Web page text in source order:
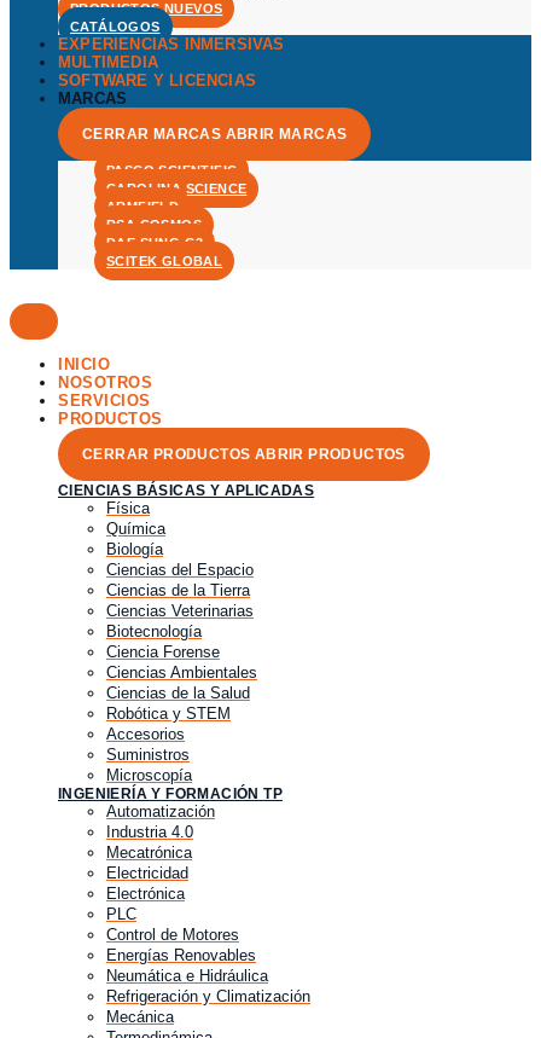
PRODUCTOS NUEVOS
CATÁLOGOS
EXPERIENCIAS INMERSIVAS
MULTIMEDIA
SOFTWARE Y LICENCIAS
MARCAS
CERRAR MARCAS ABRIR MARCAS
PASCO SCIENTIFIC
CAROLINA SCIENCE
ARMFIELD
RSA COSMOS
DAE SUNG G3
SCITEK GLOBAL
INICIO
NOSOTROS
SERVICIOS
PRODUCTOS
CERRAR PRODUCTOS ABRIR PRODUCTOS
CIENCIAS BÁSICAS Y APLICADAS
Física
Química
Biología
Ciencias del Espacio
Ciencias de la Tierra
Ciencias Veterinarias
Biotecnología
Ciencia Forense
Ciencias Ambientales
Ciencias de la Salud
Robótica y STEM
Accesorios
Suministros
Microscopía
INGENIERÍA Y FORMACIÓN TP
Automatización
Industria 4.0
Mecatrónica
Electricidad
Electrónica
PLC
Control de Motores
Energías Renovables
Neumática e Hidráulica
Refrigeración y Climatización
Mecánica